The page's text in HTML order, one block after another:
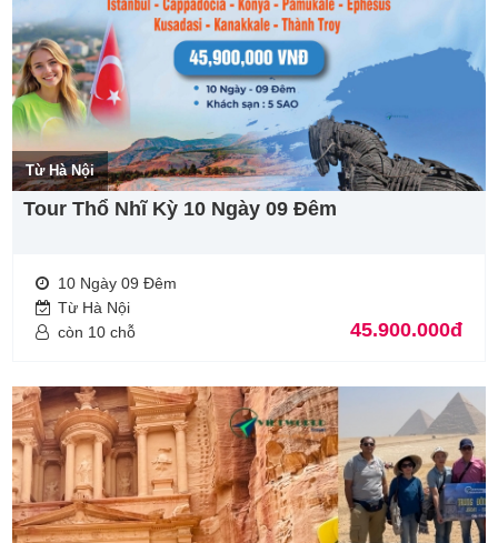
Từ Hà Nội
Tour Thổ Nhĩ Kỳ 10 Ngày 09 Đêm
10 Ngày 09 Đêm
Từ Hà Nội
còn 10 chỗ
45.900.000đ